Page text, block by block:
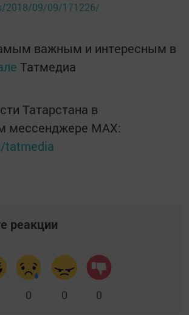
2018/09/09/171226/
важным и интересным в
Татмедиа
Татарстана в
мессенджере MАХ:
tatmedia
реакции
0 0 0